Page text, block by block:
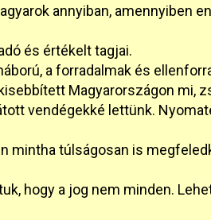
annyiban, amennyiben
és értékelt tagjai.
a forradalmak és
Magyarországon mi,
vendégekké lettünk.
mintha túlságosan is
hogy a jog nem minden.